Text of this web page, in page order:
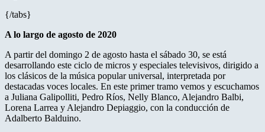
{/tabs}
A lo largo de agosto de 2020
A partir del domingo 2 de agosto hasta el sábado 30, se está
desarrollando este ciclo de micros y especiales televisivos, dirigido a
los clásicos de la música popular universal, interpretada por
destacadas voces locales. En este primer tramo vemos y escuchamos
a Juliana Galipolliti, Pedro Ríos, Nelly Blanco, Alejandro Balbi,
Lorena Larrea y Alejandro Depiaggio, con la conducción de
Adalberto Balduino.